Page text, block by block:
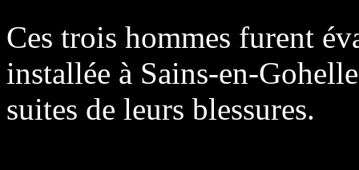
Ces trois hommes furent
installée à Sains-en-
suites de leurs blessures.